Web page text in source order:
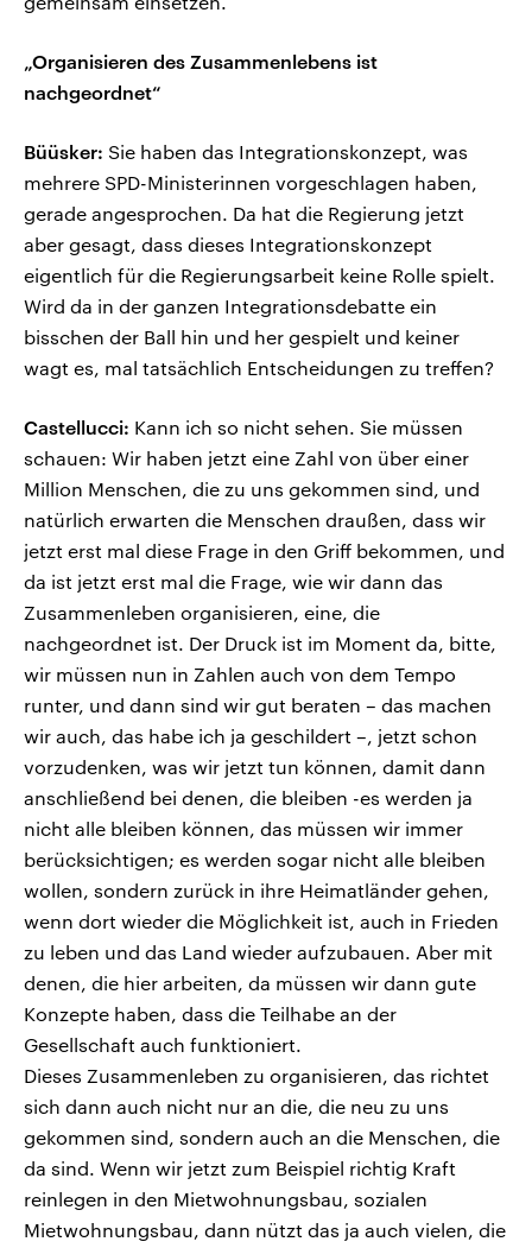
„Organisieren des Zusammenlebens ist
nachgeordnet“
Büüsker: Sie haben das Integrationskonzept, was
mehrere SPD-Ministerinnen vorgeschlagen haben,
gerade angesprochen. Da hat die Regierung jetzt
aber gesagt, dass dieses Integrationskonzept
eigentlich für die Regierungsarbeit keine Rolle spielt.
Wird da in der ganzen Integrationsdebatte ein
bisschen der Ball hin und her gespielt und keiner
wagt es, mal tatsächlich Entscheidungen zu treffen?
Castellucci: Kann ich so nicht sehen. Sie müssen
schauen: Wir haben jetzt eine Zahl von über einer
Million Menschen, die zu uns gekommen sind, und
natürlich erwarten die Menschen draußen, dass wir
jetzt erst mal diese Frage in den Griff bekommen, und
da ist jetzt erst mal die Frage, wie wir dann das
Zusammenleben organisieren, eine, die
nachgeordnet ist. Der Druck ist im Moment da, bitte,
wir müssen nun in Zahlen auch von dem Tempo
runter, und dann sind wir gut beraten – das machen
wir auch, das habe ich ja geschildert –, jetzt schon
vorzudenken, was wir jetzt tun können, damit dann
anschließend bei denen, die bleiben -es werden ja
nicht alle bleiben können, das müssen wir immer
berücksichtigen; es werden sogar nicht alle bleiben
wollen, sondern zurück in ihre Heimatländer gehen,
wenn dort wieder die Möglichkeit ist, auch in Frieden
zu leben und das Land wieder aufzubauen. Aber mit
denen, die hier arbeiten, da müssen wir dann gute
Konzepte haben, dass die Teilhabe an der
Gesellschaft auch funktioniert.
Dieses Zusammenleben zu organisieren, das richtet
sich dann auch nicht nur an die, die neu zu uns
gekommen sind, sondern auch an die Menschen, die
da sind. Wenn wir jetzt zum Beispiel richtig Kraft
reinlegen in den Mietwohnungsbau, sozialen
Mietwohnungsbau, dann nützt das ja auch vielen, die